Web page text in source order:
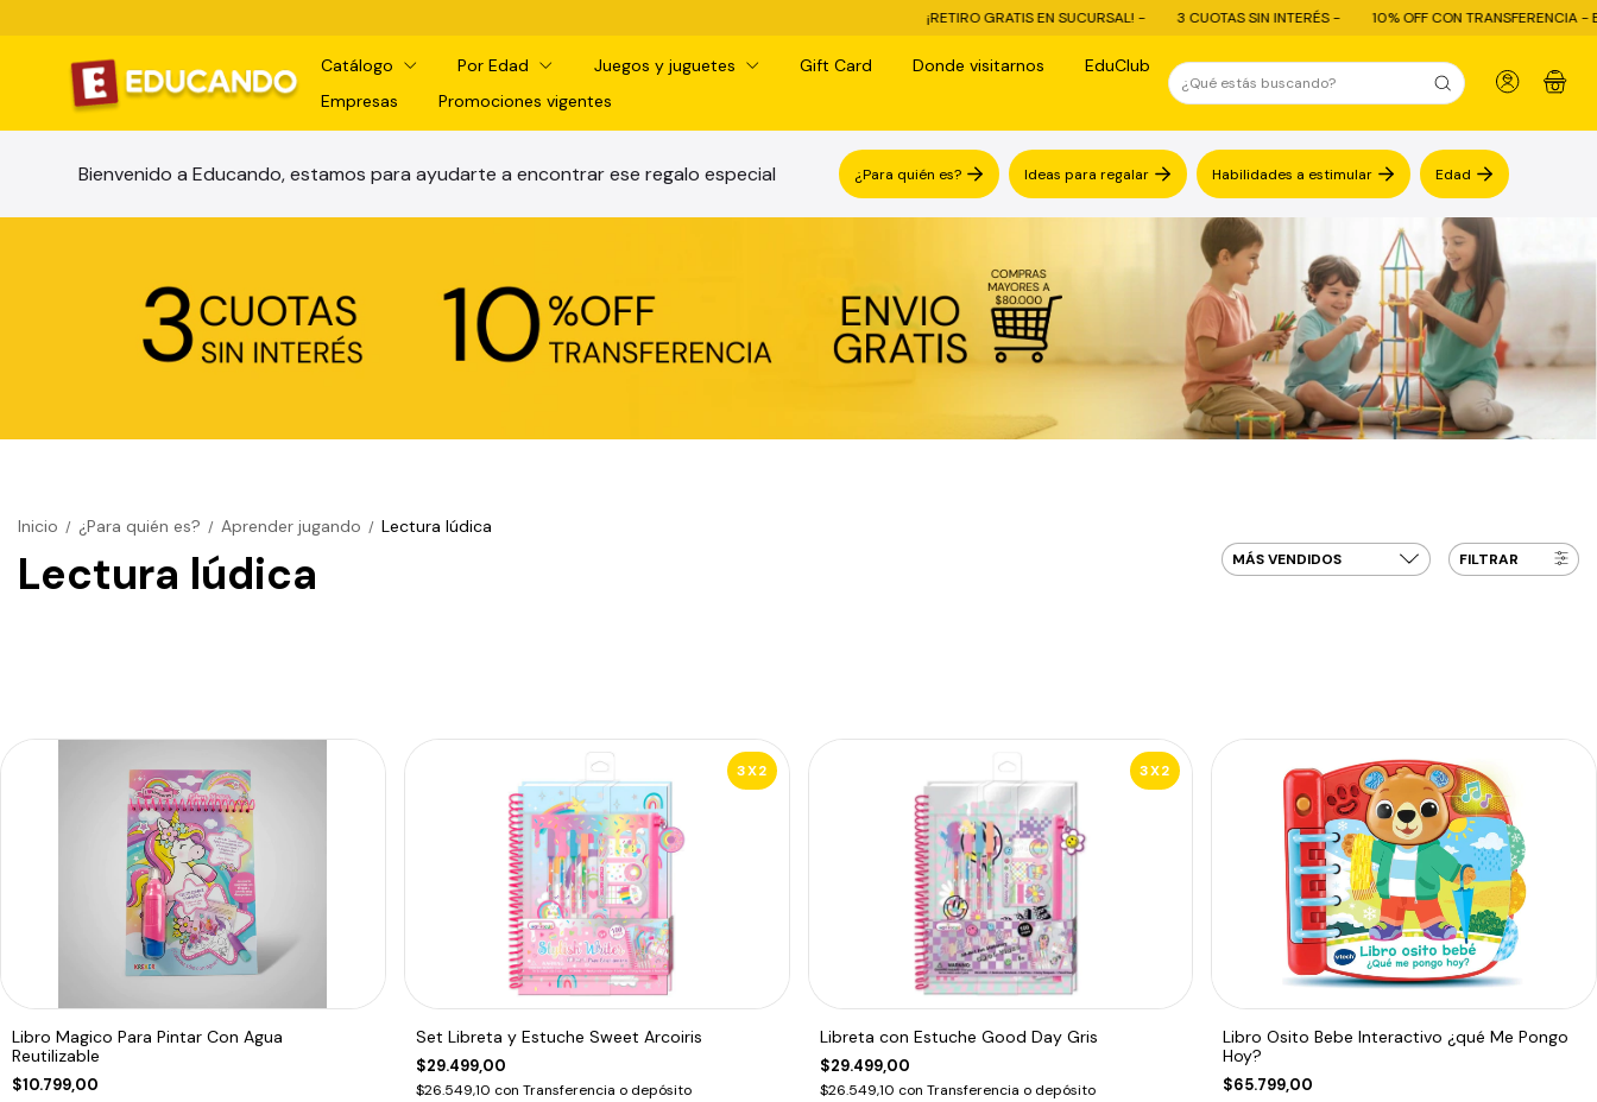
¡RETIRO GRATIS EN SUCURSAL! - 3 CUOTAS SIN INTERÉS - 10% OFF CON TRANSFERENCIA - ENVÍO GRATIS
Catálogo Por Edad Juegos y juguetes Gift Card Donde visitarnos
EduClub
Empresas
Promociones vigentes
0
Bienvenido a Educando, estamos para ayudarte a encontrar ese regalo especial ¿Para quién es? Ideas para regalar Habilidades a estimular Edad
Inicio / ¿Para quién es? / Aprender jugando / Lectura lúdica
Lectura lúdica FILTRAR
Libro Magico Para Pintar Con Agua
Reutilizable
$10.799,00
3X2
Set Libreta y Estuche Sweet Arcoiris
$29.499,00
$26.549,10 con Transferencia o depósito
3X2
Libreta con Estuche Good Day Gris
$29.499,00
$26.549,10 con Transferencia o depósito
Libro Osito Bebe Interactivo ¿qué Me Pongo
Hoy?
$65.799,00